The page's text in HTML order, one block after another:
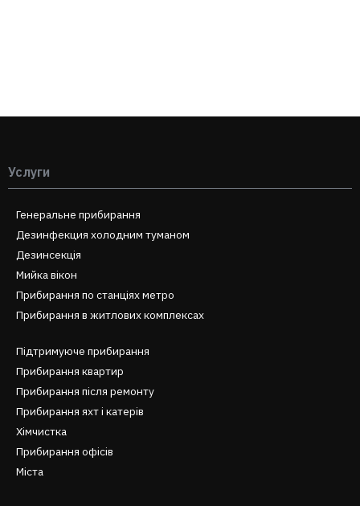
Услуги
Генеральне прибирання
Дезинфекция холодним туманом
Дезинсекція
Мийка вікон
Прибирання по станціях метро
Прибирання в житлових комплексах
Підтримуюче прибирання
Прибирання квартир
Прибирання після ремонту
Прибирання яхт і катерів
Хімчистка
Прибирання офісів
Міста